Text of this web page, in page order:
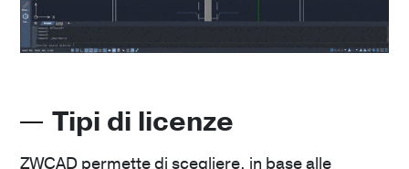
Tipi di licenze
ZWCAD permette di scegliere, in base alle